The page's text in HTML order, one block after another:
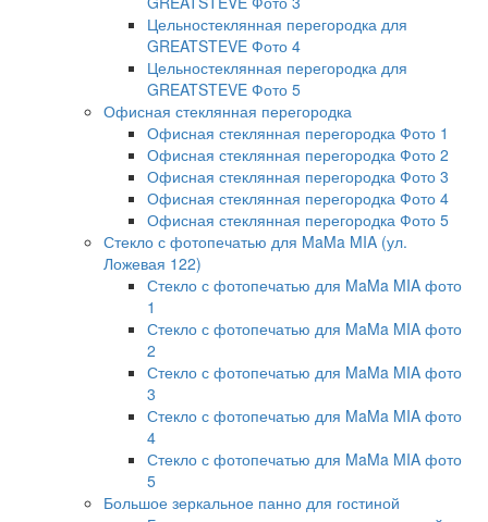
Цельностеклянная перегородка для
GREATSTEVE Фото 4
Цельностеклянная перегородка для
GREATSTEVE Фото 5
Офисная стеклянная перегородка
Офисная стеклянная перегородка Фото 1
Офисная стеклянная перегородка Фото 2
Офисная стеклянная перегородка Фото 3
Офисная стеклянная перегородка Фото 4
Офисная стеклянная перегородка Фото 5
Стекло с фотопечатью для MaMa MIA (ул.
Ложевая 122)
Стекло с фотопечатью для MaMa MIA фото
1
Стекло с фотопечатью для MaMa MIA фото
2
Стекло с фотопечатью для MaMa MIA фото
3
Стекло с фотопечатью для MaMa MIA фото
4
Стекло с фотопечатью для MaMa MIA фото
5
Большое зеркальное панно для гостиной